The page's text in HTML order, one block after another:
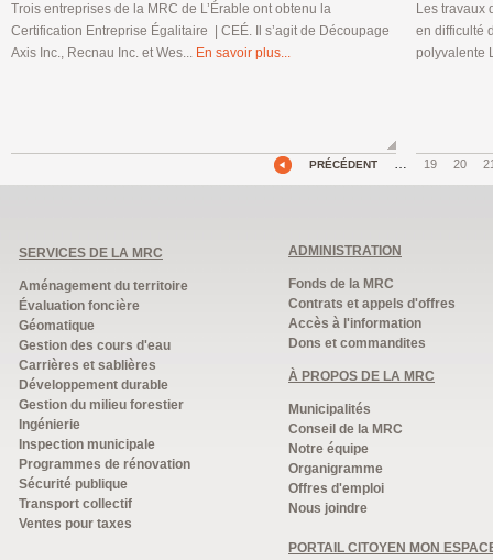
Trois entreprises de la MRC de L’Érable ont obtenu la
Certification Entreprise Égalitaire | CEÉ. Il s’agit de Découpage
Axis Inc., Recnau Inc. et Wes... En savoir plus...
Les travaux
en difficulté
polyvalente
PRÉCÉDENT … 19 20
SERVICES DE LA MRC
Aménagement du territoire
Évaluation foncière
Géomatique
Gestion des cours d'eau
Carrières et sablières
Développement durable
Gestion du milieu forestier
Ingénierie
Inspection municipale
Programmes de rénovation
Sécurité publique
Transport collectif
Ventes pour taxes
ADMINISTRATION
Fonds de la MRC
Contrats et appels d'offres
Accès à l'information
Dons et commandites
À PROPOS DE LA MRC
Municipalités
Conseil de la MRC
Notre équipe
Organigramme
Offres d'emploi
Nous joindre
PORTAIL CITOYEN MON